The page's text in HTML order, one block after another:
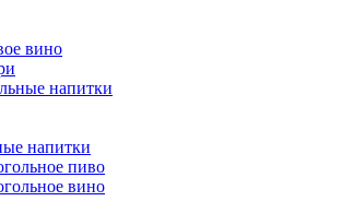
вино
напитки
напитки
пиво
вино